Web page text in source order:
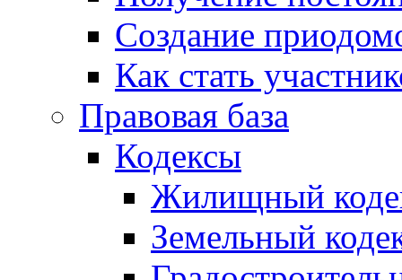
Создание
Как стать
Правовая база
Кодексы
Жилищный
Земельный